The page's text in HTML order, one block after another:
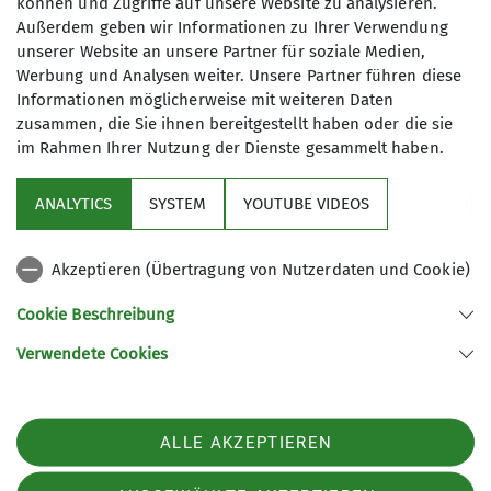
Fortgeschrittene über das ganze Jahr
hinweg eine Vielzahl von
verschiedenen Aktivitäten an.
Hierzu zählen:
Skitouren
Hochtouren
Klettersteig
Sport- u. Alpinklettern
MTB
Wandern
Darüber hinaus legen wir einen
Weiterbildungen mit den
Skitour.
Familienausfahrten zum Klettern,
Wandern und Schlittenfahren runden
Maximale Teilnehmeranzahl
6
Sektion
Kontakt
71638 Ludwigsburg
Telefon +497141927893
Außerdem geben wir Informationen zu Ihrer Verwendung
unserer Website an unsere Partner für soziale Medien,
Werbung und Analysen weiter. Unsere Partner führen diese
Informationen möglicherweise mit weiteren Daten
zusammen, die Sie ihnen bereitgestellt haben oder die sie
im Rahmen Ihrer Nutzung der Dienste gesammelt haben.
ANALYTICS SYSTEM YOUTUBE VIDEOS
Akzeptieren (Übertragung von Nutzerdaten und Cookie)
Cookie Beschreibung
Verwendete Cookies
ALLE AKZEPTIEREN